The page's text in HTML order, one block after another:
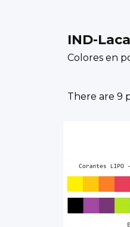
IND-
Colores en
There are 9